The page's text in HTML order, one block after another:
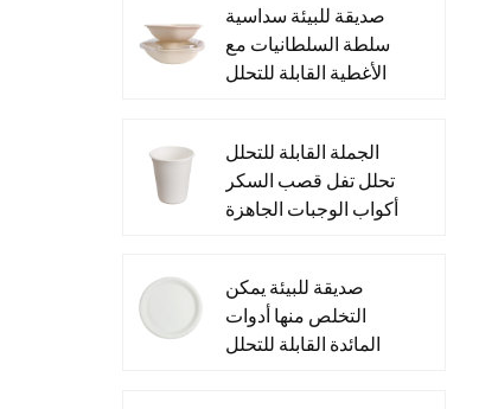
صديقة للبيئة سداسية
سلطة السلطانيات مع
الأغطية القابلة للتحلل
الحاويات
الجملة القابلة للتحلل
تحلل تفل قصب السكر
أكواب الوجبات الجاهزة
صديقة للبيئة يمكن
التخلص منها أدوات
المائدة القابلة للتحلل